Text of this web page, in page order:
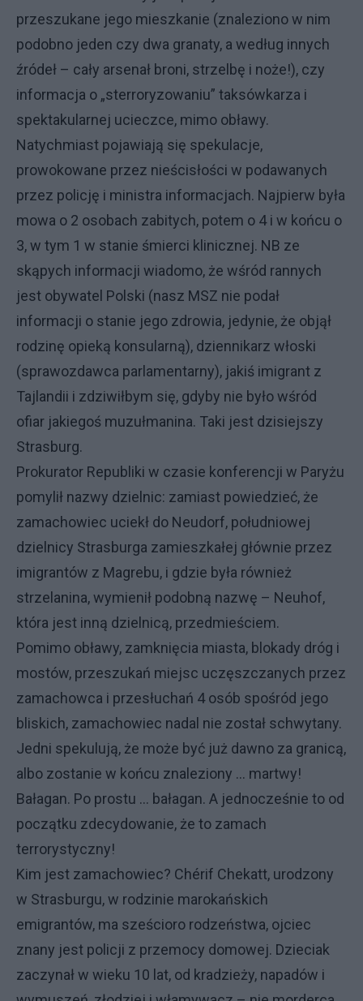
przeszukane jego mieszkanie (znaleziono w nim
podobno jeden czy dwa granaty, a według innych
źródeł – cały arsenał broni, strzelbę i noże!), czy
informacja o „sterroryzowaniu” taksówkarza i
spektakularnej ucieczce, mimo obławy.
Natychmiast pojawiają się spekulacje,
prowokowane przez nieścisłości w podawanych
przez policję i ministra informacjach. Najpierw była
mowa o 2 osobach zabitych, potem o 4 i w końcu o
3, w tym 1 w stanie śmierci klinicznej. NB ze
skąpych informacji wiadomo, że wśród rannych
jest obywatel Polski (nasz MSZ nie podał
informacji o stanie jego zdrowia, jedynie, że objął
rodzinę opieką konsularną), dziennikarz włoski
(sprawozdawca parlamentarny), jakiś imigrant z
Tajlandii i zdziwiłbym się, gdyby nie było wśród
ofiar jakiegoś muzułmanina. Taki jest dzisiejszy
Strasburg.
Prokurator Republiki w czasie konferencji w Paryżu
pomylił nazwy dzielnic: zamiast powiedzieć, że
zamachowiec uciekł do Neudorf, południowej
dzielnicy Strasburga zamieszkałej głównie przez
imigrantów z Magrebu, i gdzie była również
strzelanina, wymienił podobną nazwę – Neuhof,
która jest inną dzielnicą, przedmieściem.
Pomimo obławy, zamknięcia miasta, blokady dróg i
mostów, przeszukań miejsc uczęszczanych przez
zamachowca i przesłuchań 4 osób spośród jego
bliskich, zamachowiec nadal nie został schwytany.
Jedni spekulują, że może być już dawno za granicą,
albo zostanie w końcu znaleziony … martwy!
Bałagan. Po prostu … bałagan. A jednocześnie to od
początku zdecydowanie, że to zamach
terrorystyczny!
Kim jest zamachowiec? Chérif Chekatt, urodzony
w Strasburgu, w rodzinie marokańskich
emigrantów, ma sześcioro rodzeństwa, ojciec
znany jest policji z przemocy domowej. Dzieciak
zaczynał w wieku 10 lat, od kradzieży, napadów i